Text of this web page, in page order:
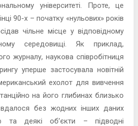
університеті. Проте, це
90-х – початку «нульових» років
чільне місце у відповідному
середовищі. Як приклад,
журналу, наукова співробітниця
уперше застосувала новітній
ехолот для вивчення
на його глибинах близько
без жодних інших даних
та деякі об’єкти – підводні